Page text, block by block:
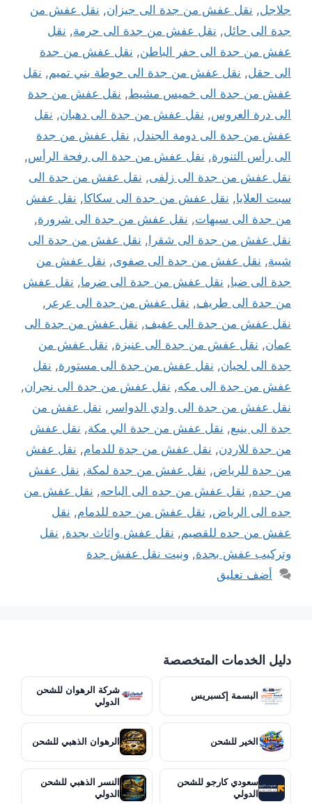
جلاجل, نقل عفش من جدة الى جيزان, نقل عفش من
جدة الى حائل, نقل عفش من جدة الى حرمة, نقل
عفش من جدة الى حفر الباطن, نقل عفش من جدة
الى حقل, نقل عفش من جدة الى حوطة بني تميم, نقل
عفش من جدة الى خميس مشيط, نقل عفش من جدة
الى درة العروس, نقل عفش من جدة الى دهبان, نقل
عفش من جدة الى دومة الجندل, نقل عفش من جدة
الى رأس التنورة, نقل عفش من جدة الى رفحة الرأس,
نقل عفش من جدة الى زلفى, نقل عفش من جدة الى
سبت العلايا, نقل عفش من جدة الى سكاكا, نقل عفش
من جدة الى سيهات, نقل عفش من جدة الى شرورة,
نقل عفش من جدة الى شقرا, نقل عفش من جدة الى
شيبة, نقل عفش من جدة الى صفوى, نقل عفش من
جدة الى ضبا, نقل عفش من جدة الى ضرما, نقل عفش
من جدة الى طريف, نقل عفش من جدة الى عرعر ,
نقل عفش من جدة الى عفيف, نقل عفش من جدة الى
عمان, نقل عفش من جدة الى عنيزة, نقل عفش من
جدة الى لحيان, نقل عفش من جدة الى مستورة, نقل
عفش من جدة الى مكه, نقل عفش من جدة الى نجران,
نقل عفش من جدة الى وادي الدواسر , نقل عفش من
جدة الى ينبع, نقل عفش من جدة الي مكة, نقل عفش
من جدة للاردن, نقل عفش من جدة للدمام, نقل عفش
من جدة للرياض, نقل عفش من جدة لمكة, نقل عفش
من جده, نقل عفش من جده الى الباحه, نقل عفش من
جده الى الرياض, نقل عفش من جده للدمام, نقل
عفش من جده للقصيم, نقل عفش واثاث بجدة, نقل
وتركيب عفش بجدة, ونيت نقل عفش جدة
أضف تعليق
دليل الخدمات المتخصصة
البسمة إكسبريس
شركة الرهوان للشحن
الدولي
الخير للشحن الرهوان الذهبي للشحن
سعودي كارجو للشحن
الدولي
النسر الذهبي للشحن
الدولي